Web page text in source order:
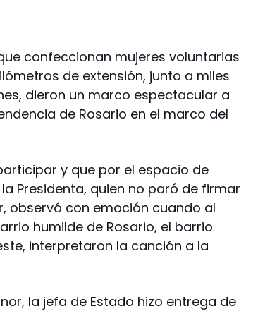
confeccionan mujeres voluntarias
de extensión, junto a miles
dieron un marco espectacular a
de Rosario en el marco del
y que por el espacio de
Presidenta, quien no paró de firmar
observó con emoción cuando al
humilde de Rosario, el barrio
interpretaron la canción a la
la jefa de Estado hizo entrega de